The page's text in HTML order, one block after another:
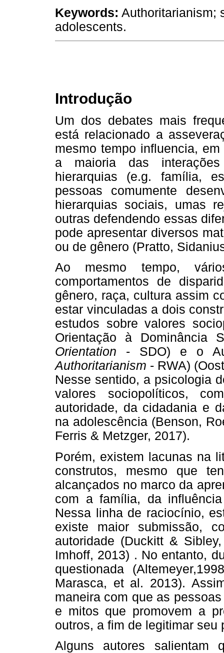
Keywords: Authoritarianism;
adolescents.
Introdução
Um dos debates mais
está relacionado a
mesmo tempo influencia,
a maioria das
hierarquias (e.g. família,
pessoas comumente
hierarquias sociais, umas
outras defendendo essas
pode apresentar diversos
ou de gênero (Pratto,
Ao mesmo tempo,
comportamentos de
gênero, raça, cultura assim
estar vinculadas a dois
estudos sobre valores
Orientação à Dominância
Orientation - SDO) e o
Authoritarianism - RWA)
Nesse sentido, a psicologia
valores sociopolíticos,
autoridade, da cidadania e
na adolescência (Benson,
Ferris & Metzger, 2017).
Porém, existem lacunas na
construtos, mesmo que
alcançados no marco da
com a família, da
Nessa linha de raciocínio,
existe maior submissão,
autoridade (Duckitt &
Imhoff, 2013) . No entanto,
questionada
Marasca, et al. 2013).
maneira com que as
e mitos que promovem a
outros, a fim de legitimar seu
Alguns autores